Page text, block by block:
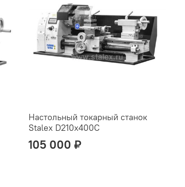
Настольный токарный станок
Stalex D210x400C
105 000 ₽